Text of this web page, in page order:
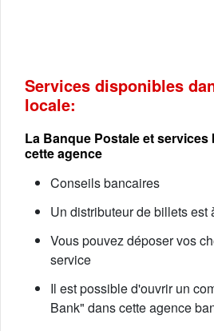
Services disponibles
locale:
La Banque Postale et
cette agence
Conseils bancaires
Un distributeur de billets est
Vous pouvez déposer vos
service
Il est possible d'ouvrir un
Bank" dans cette agence